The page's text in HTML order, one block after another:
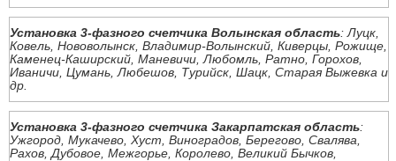
Установка 3-фазного счетчика Волынская область: Луцк,
Ковель, Нововолынск, Владимир-Волынский, Киверцы, Рожище,
Каменец-Каширский, Маневичи, Любомль, Ратно, Горохов,
Иваничи, Цумань, Любешов, Турийск, Шацк, Старая Выжевка и
др.
Установка 3-фазного счетчика Закарпатская область:
Ужгород, Мукачево, Хуст, Виноградов, Берегово, Свалява,
Рахов, Дубовое, Межгорье, Королево, Великий Бычков,